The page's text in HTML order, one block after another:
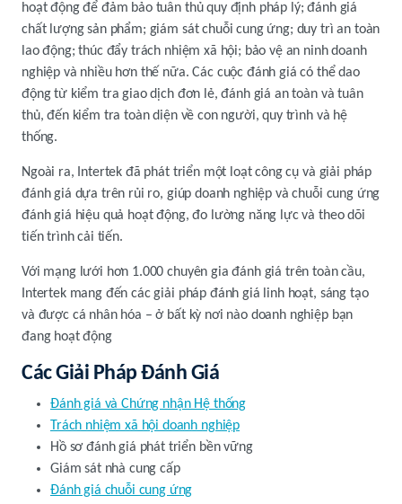
hoạt động để đảm bảo tuân thủ quy định pháp lý; đánh giá
chất lượng sản phẩm; giám sát chuỗi cung ứng; duy trì an toàn
lao động; thúc đẩy trách nhiệm xã hội; bảo vệ an ninh doanh
nghiệp và nhiều hơn thế nữa. Các cuộc đánh giá có thể dao
động từ kiểm tra giao dịch đơn lẻ, đánh giá an toàn và tuân
thủ, đến kiểm tra toàn diện về con người, quy trình và hệ
thống.
Ngoài ra, Intertek đã phát triển một loạt công cụ và giải pháp
đánh giá dựa trên rủi ro, giúp doanh nghiệp và chuỗi cung ứng
đánh giá hiệu quả hoạt động, đo lường năng lực và theo dõi
tiến trình cải tiến.
Với mạng lưới hơn 1.000 chuyên gia đánh giá trên toàn cầu,
Intertek mang đến các giải pháp đánh giá linh hoạt, sáng tạo
và được cá nhân hóa – ở bất kỳ nơi nào doanh nghiệp bạn
đang hoạt động
Các Giải Pháp Đánh Giá
Đánh giá và Chứng nhận Hệ thống
Trách nhiệm xã hội doanh nghiệp
Hồ sơ đánh giá phát triển bền vững
Giám sát nhà cung cấp
Đánh giá chuỗi cung ứng